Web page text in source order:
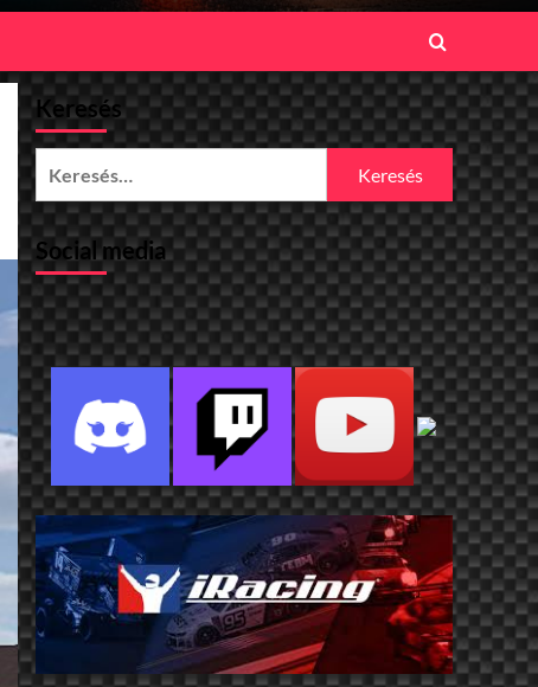
Keresés
Social media